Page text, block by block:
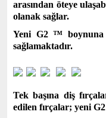
arasından öteye
olanak sağlar.
Yeni G2 ™ boynuna
sağlamaktadır.
Tek başına diş
edilen fırçalar; yeni